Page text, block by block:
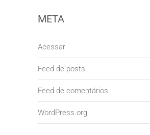
META
Acessar
Feed de posts
Feed de comentários
WordPress.org